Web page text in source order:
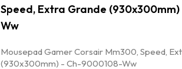
Speed, Extra Grande
Ww
Mousepad Gamer Corsair Mm300, Speed,
(930x300mm) - Ch-9000108-Ww